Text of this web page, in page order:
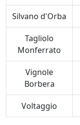
Silvano d'Orba
Tagliolo
Monferrato
Vignole
Borbera
Voltaggio